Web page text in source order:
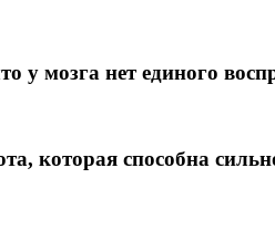
у мозга нет единого
которая способна